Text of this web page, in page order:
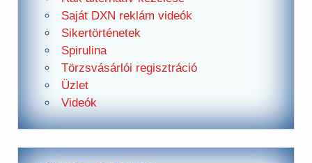
Saját DXN reklám videók
Sikertörténetek
Spirulina
Törzsvásárlói regisztráció
Üzlet
Videók